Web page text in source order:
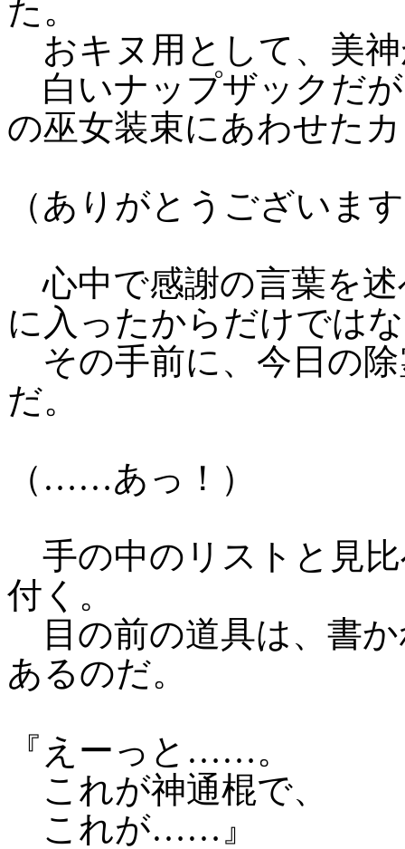
た。
おキヌ用として、美
白いナップザックだ
の巫女装束にあわせた
（ありがとうございま
心中で感謝の言葉を
に入ったからだけでは
その手前に、今日の
だ。
（……あっ！）
手の中のリストと見
付く。
目の前の道具は、書
あるのだ。
『えーっと……。
これが神通棍で、
これが……』